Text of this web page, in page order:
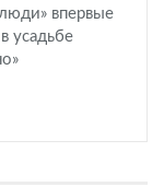
впервые
усадьбе